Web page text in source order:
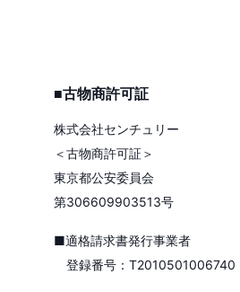
■古物商許可証
株式会社センチュリー
＜古物商許可証＞
東京都公安委員会
第306609903513号
■適格請求書発行事業者
登録番号：T2010501006740